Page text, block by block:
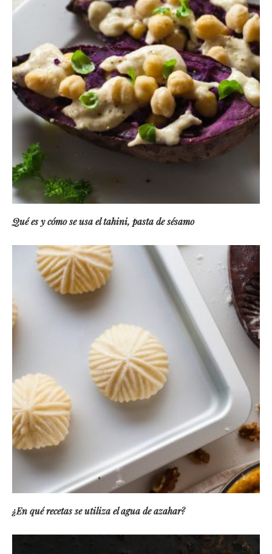
Qué es y cómo se usa el tahini, pasta de sésamo
¿En qué recetas se utiliza el agua de azahar?